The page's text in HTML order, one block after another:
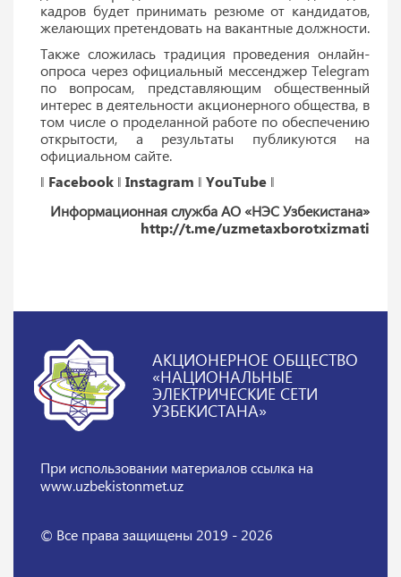
кадров будет принимать резюме от кандидатов,
желающих претендовать на вакантные должности.
Также сложилась традиция проведения онлайн-
опроса через официальный мессенджер Telegram
по вопросам, представляющим общественный
интерес в деятельности акционерного общества, в
том числе о проделанной работе по обеспечению
открытости, а результаты публикуются на
официальном сайте.
‖ Facebook ‖ Instagram ‖ YouTube ‖
Информационная служба АО «НЭС Узбекистана»
http://t.me/uzmetaxborotxizmati
АКЦИОНЕРНОЕ ОБЩЕСТВО
«НАЦИОНАЛЬНЫЕ
ЭЛЕКТРИЧЕСКИЕ СЕТИ
УЗБЕКИСТАНА»
При использовании материаловссылка на
www.uzbekistonmet.uz
© Все права защищены 2019 - 2026